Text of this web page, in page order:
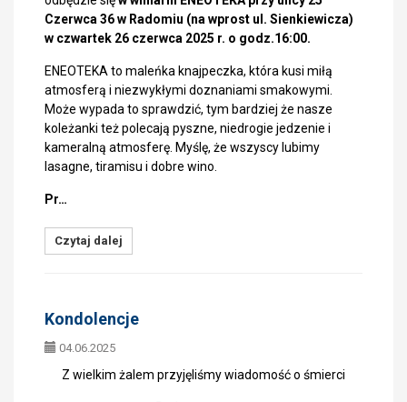
Czerwca 36 w Radomiu (na wprost ul. Sienkiewicza)
w czwartek 26 czerwca 2025 r. o godz.16:00.
ENEOTEKA to maleńka knajpeczka, która kusi miłą
atmosferą i niezwykłymi doznaniami smakowymi.
Może wypada to sprawdzić, tym bardziej że nasze
koleżanki też polecają pyszne, niedrogie jedzenie i
kameralną atmosferę. Myślę, że wszyscy lubimy
lasagne, tiramisu i dobre wino.
Pr…
Czytaj dalej
Kondolencje
04.06.2025
Z wielkim żalem przyjęliśmy wiadomość o śmierci